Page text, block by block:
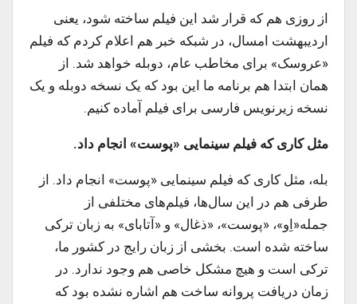
از روزی هم که قرار شد این فیلم ساخته شود، یعنی
اردیبهشت امسال، در شبکه خبر هم اعلام کردم که فیلم
«عروسک» برای مخاطب عام، دوبله خواهد شد. از
همان ابتدا هم برنامه ما این بود که یک نسخه دوبله و یک
نسخه زیرنویس فارسی برای فیلم آماده کنیم.
مثل کاری که فیلم سینمایی «پوست» انجام داد.
بله، مثل کاری که فیلم سینمایی «پوست» انجام داد. از
طرفی هم در این سال‌ها، فیلم‌های مختلفی از
جمله«اِو»، «پوست»، «ذغال» و «آتابای» به زبان ترکی
ساخته شده است. بخشی از زبان رایج در کشور ما،
ترکی است و هیچ مشکل خاصی هم وجود ندارد. در
زمان دریافت پروانه ساخت هم اشاره نشده بود که